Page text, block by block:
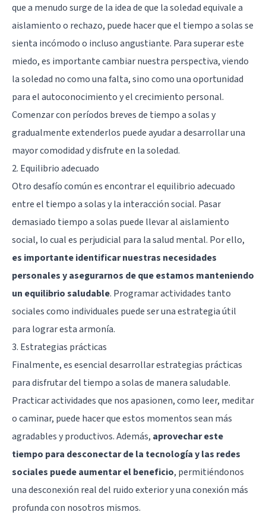
que a menudo surge de la idea de que la soledad equivale a
aislamiento o rechazo, puede hacer que el tiempo a solas se
sienta incómodo o incluso angustiante. Para superar este
miedo, es importante cambiar nuestra perspectiva, viendo
la soledad no como una falta, sino como una oportunidad
para el autoconocimiento y el crecimiento personal.
Comenzar con períodos breves de tiempo a solas y
gradualmente extenderlos puede ayudar a desarrollar una
mayor comodidad y disfrute en la soledad.
2. Equilibrio adecuado
Otro desafío común es encontrar el equilibrio adecuado
entre el tiempo a solas y la interacción social. Pasar
demasiado tiempo a solas puede llevar al aislamiento
social, lo cual es perjudicial para la salud mental. Por ello,
es importante identificar nuestras necesidades
personales y asegurarnos de que estamos manteniendo
un equilibrio saludable. Programar actividades tanto
sociales como individuales puede ser una estrategia útil
para lograr esta armonía.
3. Estrategias prácticas
Finalmente, es esencial desarrollar estrategias prácticas
para disfrutar del tiempo a solas de manera saludable.
Practicar actividades que nos apasionen, como leer, meditar
o caminar, puede hacer que estos momentos sean más
agradables y productivos. Además, aprovechar este
tiempo para desconectar de la tecnología y las redes
sociales puede aumentar el beneficio, permitiéndonos
una desconexión real del ruido exterior y una conexión más
profunda con nosotros mismos.